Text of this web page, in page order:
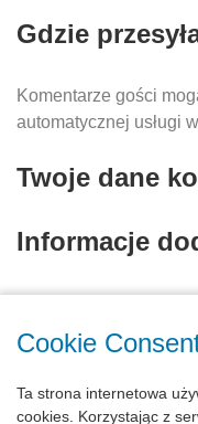
Gdzie
Komentarze gości
automatycznej usługi
Twoje dane
Informacje
Jak chronimy
Jakie mamy
Od jakich stron
Cookie
Ta strona internetowa
cookies. Korzystając z